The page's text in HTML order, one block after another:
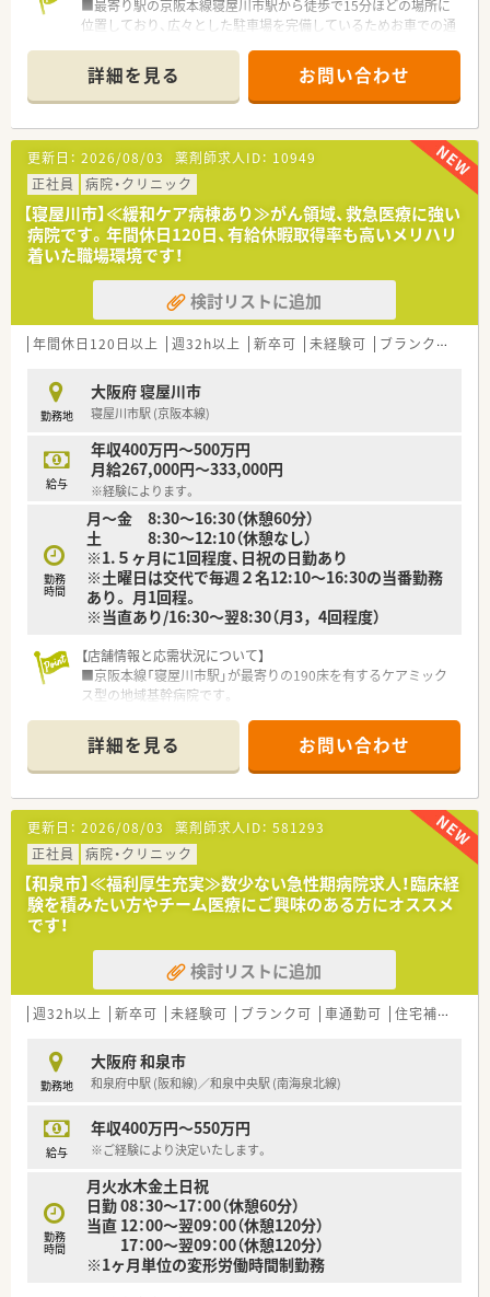
■最寄り駅の京阪本線寝屋川市駅から徒歩で15分ほどの場所に
位置しており、広々とした駐車場を完備しているためお車での通
■診療科目は脳外科や整形外科など10科目以上と多岐にわた
り、総病床数189床を備えるケアミックス型の病院として地域医
療を支えています。
■常勤薬剤師2名とパート薬剤師4名が在籍し、助手2名を含む複
数体制を整えることで一人ひとりの業務負担を軽減し安心して
働ける環境です。
【法人特徴について】
■1985年の開設以来から地域密着型の医療を提供し続けてお
り、断らない救急を掲げて365日24時間体制で救急患者を受け入
れています。
■急性期医療から回復期リハビリ、地域包括ケアまで幅広い機能
を持ち、社会医療法人として地域完結型の医療体制を構築してい
るのが特徴です。
■近年は在宅医療分野にも積極的に注力しており、グループ内で
トしています。
【求人情報について】
■想定年収は450万円から500万円となっており、病院薬剤師と
してのこれまでの経験やスキルを適正に考慮した上で決定され
ます。
■正社員として安定した雇用形態で勤務でき、年1回の昇給制度
や退職金制度なども完備されているため長期的なキャリア形成
が可能です。
■住宅手当や資格手当、家族手当などの諸手当が充実しており、
生活背景に応じた手厚いサポートを受けながら勤務を継続いた
だけます。
■勤務時間は平日の08時45分から17時までとなっており、残業
がほとんど発生しないため早めの終業でプライベートを大切に
できます。
シフトが少なく、規則正しい生活リズムを維持しやすいのが大き
な魅力です。
■有給休暇は初年度から10日付与され、夏期休暇や年末年始休
暇も交代制で取得できるためオンとオフの切り替えがしっかり
行えます。
詳細を見る お問い合わせ
更新日： 2026/08/03 薬剤師求人ID： 10949
正社員
病院・クリニック
【寝屋川市】≪緩和ケア病棟あり≫がん領域、救急医療に強い
病院です。年間休日120日、有給休暇取得率も高いメリハリ
着いた職場環境です！
検討リストに追加
年間休日120日以上 週32h以上 新卒可 未経験可 ブランク可
勤務地
大阪府 寝屋川市
寝屋川市駅 (京阪本線)
給与
年収400万円～500万円
月給267,000円～333,000円
※経験によります。
勤務
時間
月～金 8:30～16:30（休憩60分）
土 8:30～12:10（休憩なし）
※1.５ヶ月に1回程度、日祝の日勤あり
※土曜日は交代で毎週２名12:10～16:30の当番勤務
あり。 月1回程。
※当直あり/16:30～翌8:30（月3，4回程度）
【店舗情報と応需状況について】
■京阪本線「寝屋川市駅」が最寄りの190床を有するケアミック
ス型の地域基幹病院です。
可能でアクセスは非常に便利です。
■薬剤師は常勤12名、非常勤2名が在籍しており、手厚い人員体
制で業務に取り組めます。
【法人特徴について】
■地域の中核を担う基幹病院として、大学病院レベルの専門性と
丁寧なサポートを両立しています。
■法人内で健診、急性期医療、在宅、介護までを一体とする統合
ヘルスケアネットワークを構築します。
■急性期治療から緩和ケアまで、地域のあらゆる医療ニーズに応
【求人情報について】
■ご経験やスキルに応じて年収400万円から500万円で、賞与は
年2回しっかりと支給されます。
手当が非常に充実しています。
■夜勤手当は1回あたり12,200円から24,200円と手厚く、頑張り
が収入に反映されます。
詳細を見る お問い合わせ
更新日： 2026/08/03 薬剤師求人ID： 581293
正社員
病院・クリニック
【和泉市】≪福利厚生充実≫数少ない急性期病院求人！臨床経
験を積みたい方やチーム医療にご興味のある方にオススメ
です！
検討リストに追加
週32h以上 新卒可 未経験可 ブランク可 車通勤可 住宅補助(手当)あり
勤務地
大阪府 和泉市
和泉府中駅 (阪和線)／和泉中央駅 (南海泉北線)
給与
年収400万円～550万円
※ご経験により決定いたします。
勤務
時間
月火水木金土日祝
日勤 08：30～17：00（休憩60分）
当直 12：00～翌09：00（休憩120分）
17：00～翌09：00（休憩120分）
※1ヶ月単位の変形労働時間制勤務